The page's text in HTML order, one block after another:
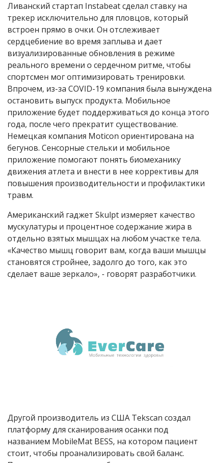
Ливанский стартап Instabeat сделал ставку на
трекер исключительно для пловцов, который
встроен прямо в очки. Он отслеживает
сердцебиение во время заплыва и дает
визуализированные обновления в режиме
реального времени о сердечном ритме, чтобы
спортсмен мог оптимизировать тренировки.
Впрочем, из-за COVID-19 компания была вынуждена
остановить выпуск продукта. Мобильное
приложение будет поддерживаться до конца этого
года, после чего прекратит существование.
Немецкая компания Moticon ориентирована на
бегунов. Сенсорные стельки и мобильное
приложение помогают понять биомеханику
движения атлета и внести в нее коррективы для
повышения производительности и профилактики
травм.
Американский гаджет Skulpt измеряет качество
мускулатуры и процентное содержание жира в
отдельно взятых мышцах на любом участке тела.
«Качество мышц говорит вам, когда ваши мышцы
становятся стройнее, задолго до того, как это
сделает ваше зеркало», - говорят разработчики.
Другой производитель из США Tekscan создал
платформу для сканирования осанки под
названием MobileMat BESS, на котором пациент
стоит, чтобы проанализировать свой баланс.